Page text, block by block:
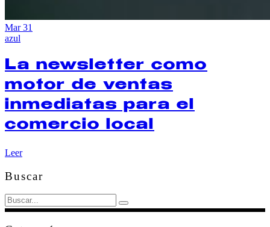
Mar 31
azul
La newsletter como
motor de ventas
inmediatas para el
comercio local
Leer
Buscar
Search
for: